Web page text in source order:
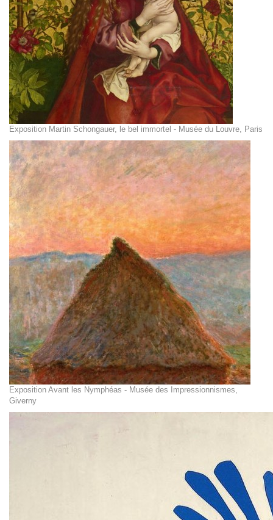
Exposition Martin Schongauer, le bel immortel - Musée du Louvre, Paris
Exposition Avant les Nymphéas - Musée des Impressionnismes,
Giverny